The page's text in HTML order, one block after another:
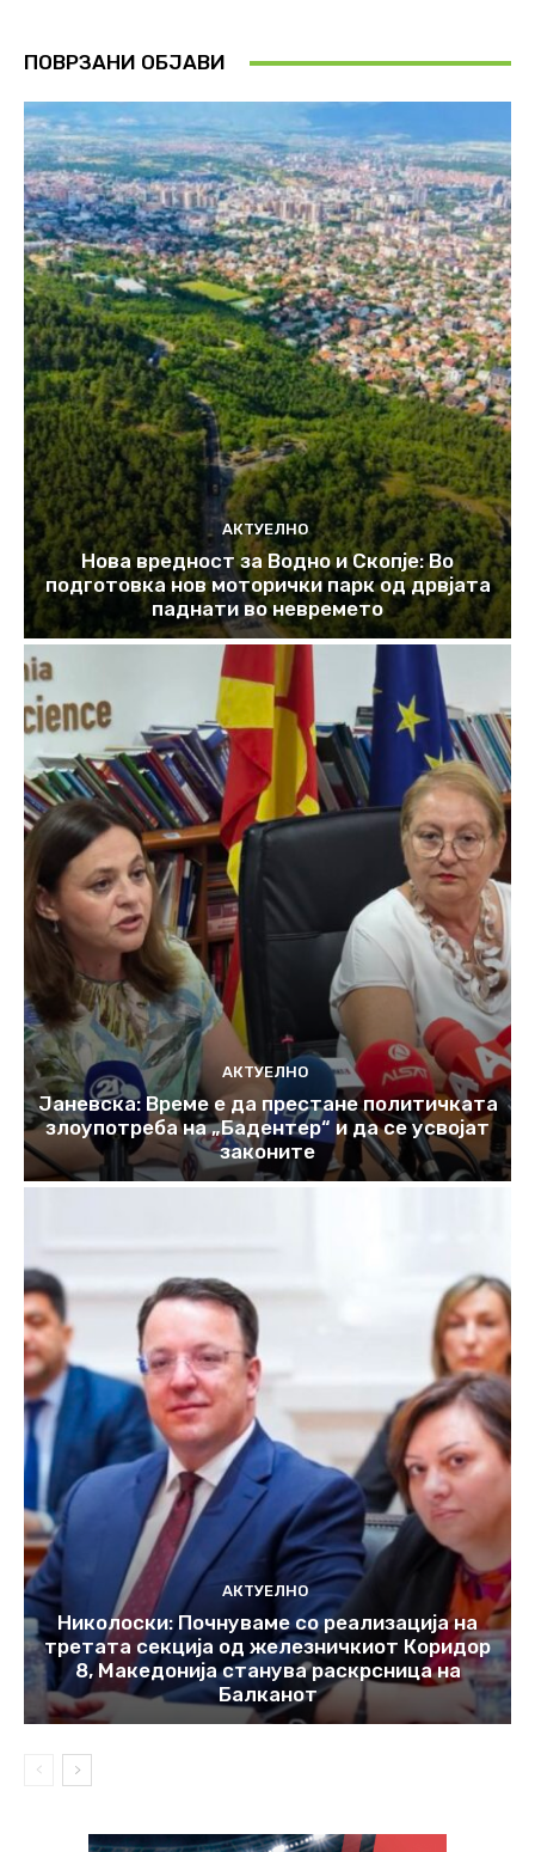
ПОВРЗАНИ ОБЈАВИ
АКТУЕЛНО
Нова вредност за Водно и Скопје: Во
подготовка нов моторички парк од дрвјата
паднати во невремето
АКТУЕЛНО
Јаневска: Време е да престане политичката
злоупотреба на „Бадентер“ и да се усвојат
законите
АКТУЕЛНО
Николоски: Почнуваме со реализација на
третата секција од железничкиот Коридор
8, Македонија станува раскрсница на
Балканот